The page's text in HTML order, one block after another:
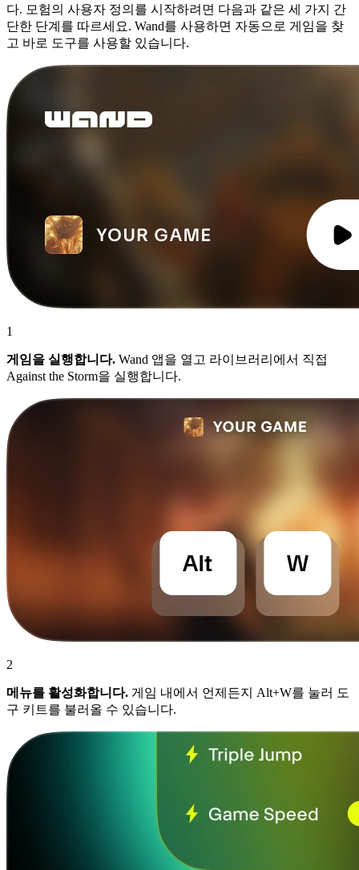
다. 모험의 사용자 정의를 시작하려면 다음과 같은 세 가지 간
단한 단계를 따르세요. Wand를 사용하면 자동으로 게임을 찾
고 바로 도구를 사용할 있습니다.
1
게임을 실행합니다. Wand 앱을 열고 라이브러리에서 직접
Against the Storm을 실행합니다.
2
메뉴를 활성화합니다. 게임 내에서 언제든지 Alt+W를 눌러 도
구 키트를 불러올 수 있습니다.